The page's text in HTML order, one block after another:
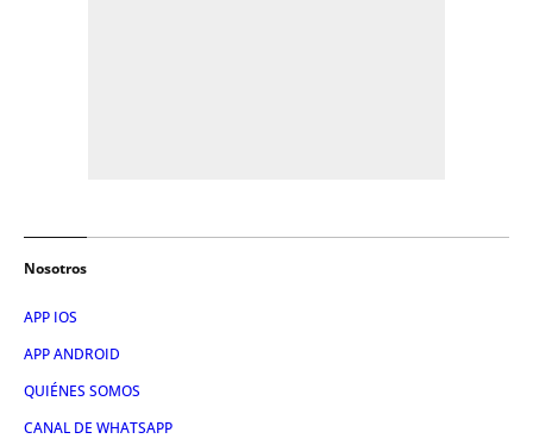
Nosotros
APP IOS
APP ANDROID
QUIÉNES SOMOS
CANAL DE WHATSAPP